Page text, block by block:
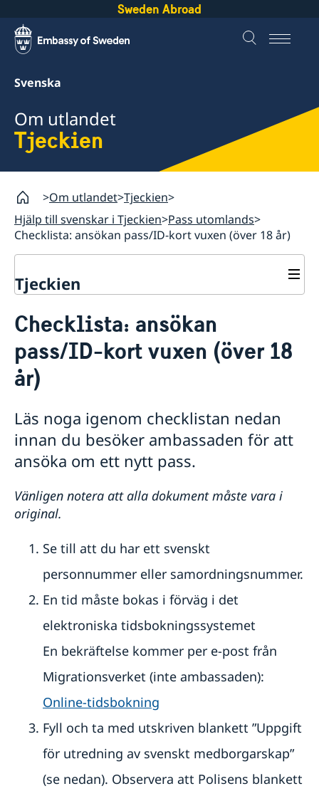
Sweden Abroad
Svenska
Om utlandet
Tjeckien
Om utlandet Tjeckien
Hjälp till svenskar i Tjeckien Pass utomlands
Checklista: ansökan pass/ID-kort vuxen (över 18 år)
Tjeckien
Hjälp till svenskar i Tjeckien
Rösta i Tjeckien
Akut hjälp
Om du blir sjuk eller råkar ut för en olycka
Pass utomlands
Tidsbokning pass/id-kort och samordningsnummer
Anmälan om svenskt medborgarskap
Beställning av samordningsnummer i Prag
Checklista: ansökan pass/ID-kort barn (under 18 år)
Checklista: ansökan pass/ID-kort vuxen (över 18
år)
Prövning av svenskt medborgarskap
Förlust av pass
Nationellt id-kort
Hjälp kring medborgarskap
Gifta sig utomlands
Avgifter
Reseinformation
Ambassadens reseinformation
Aktuella händelser
Allmänna säkerhetsläget
Covid-19: Lägesbild och reseinformation
Inför resan
Se till att vara försäkrad
Läs på om ditt resmål
Svenska organisationer och föreningar
Behöver jag visum?
Pass och ID-kort
Om olyckan är framme
Tips till resenärer i Tjeckien
Adresser och telefonnummer i Tjeckien
Service för svenska företag
Handel med utlandet
Svenska företag i utlandet
Checklista: ansökan
pass/ID-kort vuxen (över 18
år)
Läs noga igenom checklistan nedan
innan du besöker ambassaden för att
ansöka om ett nytt pass.
Vänligen notera att alla dokument måste vara i
original.
Se till att du har ett svenskt
personnummer eller samordningsnummer.
En tid måste bokas i förväg i det
elektroniska tidsbokningssystemet
En bekräftelse kommer per e-post från
Migrationsverket (inte ambassaden):
Online-tidsbokning
Fyll och ta med utskriven blankett ”Uppgift
för utredning av svenskt medborgarskap”
(se nedan). Observera att Polisens blankett